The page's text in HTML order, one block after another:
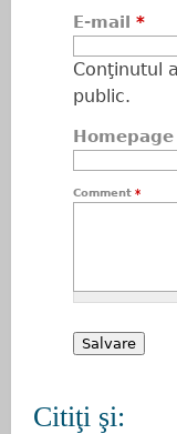
E-mail *
Conţinutul
public.
Homepage
Comment *
Citiţi şi: